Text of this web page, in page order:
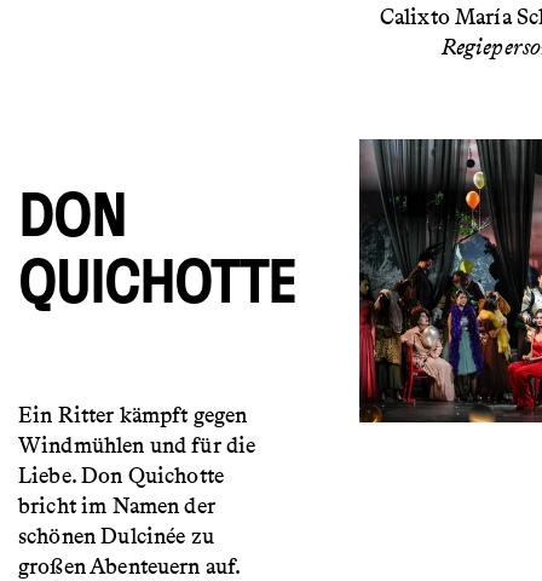
Calixto María
DON
QUICHOTTE
Ein Ritter kämpft gegen
Windmühlen und für die
Liebe. Don Quichotte
bricht im Namen der
schönen Dulcinée zu
großen Abenteuern auf.